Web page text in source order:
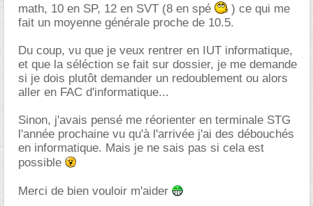
math, 10 en SP, 12 en SVT (8 en spé
) ce qui me
fait un moyenne générale proche de 10.5.
Du coup, vu que je veux rentrer en IUT informatique,
et que la séléction se fait sur dossier, je me demande
si je dois plutôt demander un redoublement ou alors
aller en FAC d'informatique...
Sinon, j'avais pensé me réorienter en terminale STG
l'année prochaine vu qu'à l'arrivée j'ai des débouchés
en informatique. Mais je ne sais pas si cela est
possible
Merci de bien vouloir m'aider